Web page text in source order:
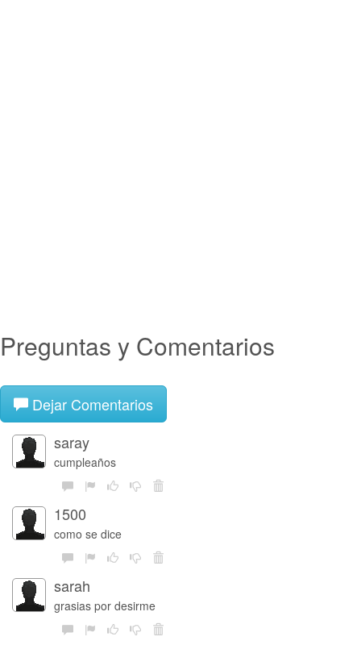
Preguntas y Comentarios
Dejar Comentarios
saray
cumpleaños
1500
como se dice
sarah
grasias por desirme